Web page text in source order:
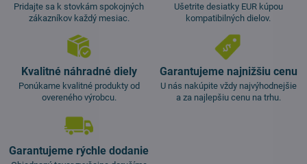
Pridajte sa k stovkám spokojných
zákazníkov každý mesiac.
Ušetrite desiatky EUR kúpou
kompatibilných dielov.
Kvalitné náhradné diely
Ponúkame kvalitné produkty od
overeného výrobcu.
Garantujeme najnižšiu cenu
U nás nakúpite vždy najvýhodnejšie
a za najlepšiu cenu na trhu.
Garantujeme rýchle dodanie